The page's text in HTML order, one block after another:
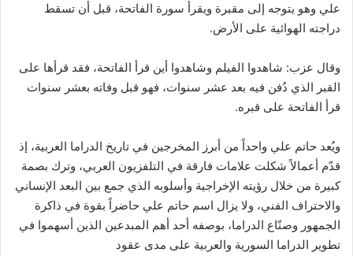
علي وهو يتوجه إلى مقبرة ويقرأ سورة الفاتحة، قبل أن تسقط
دراجته الهوائية على الأرض.
وقال عزب: شاهدوا الفيلم وشاهدوا أين قرأ الفاتحة، فقد قرأها على
القبر الذي دُفن فيه بعد عشر سنوات، فهو قبل وفاته بعشر سنوات
قرأ الفاتحة على قبره.
ويُعد حاتم علي واحداً من أبرز المخرجين في تاريخ الدراما العربية، إذ
قدّم أعمالاً شكلت علامات فارقة في التلفزيون العربي، وترك بصمة
كبيرة من خلال رؤيته الإخراجية وأسلوبه الذي جمع بين البعد الإنساني
والاحتراف الفني، ولا يزال اسم حاتم علي حاضراً بقوة في ذاكرة
الجمهور وصنّاع الدراما، بوصفه أحد أهم المبدعين الذين أسهموا في
تطوير الدراما السورية والعربية على مدى عقود